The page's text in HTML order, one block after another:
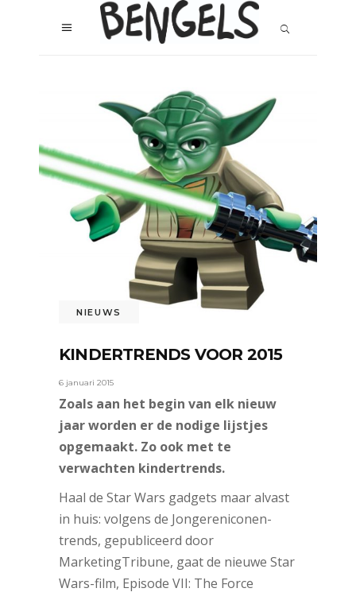
NIEUWS
KINDERTRENDS VOOR 2015
6 januari 2015
Zoals aan het begin van elk nieuw
jaar worden er de nodige lijstjes
opgemaakt. Zo ook met te
verwachten kindertrends.
Haal de Star Wars gadgets maar alvast
in huis: volgens de Jongereniconen-
trends, gepubliceerd door
MarketingTribune, gaat de nieuwe Star
Wars-film, Episode VII: The Force